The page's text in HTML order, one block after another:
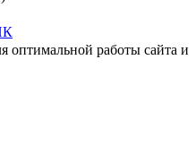
оптимальной работы сайта и